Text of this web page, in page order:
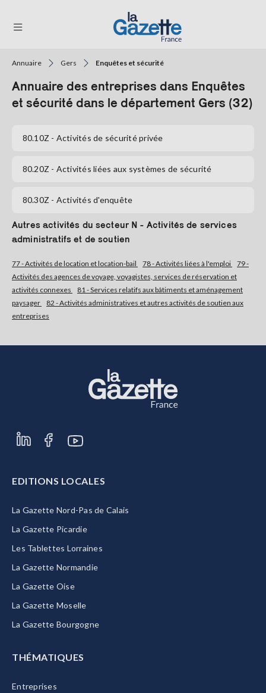
RÉGIONS
GAZETTE
connecter
S'abonner
Annuaire Gers Enquêtes et sécurité
Annuaire des entreprises dans Enquêtes
et sécurité dans le département Gers (32)
80.10Z - Activités de sécurité privée
80.20Z - Activités liées aux systèmes de sécurité
80.30Z - Activités d'enquête
Autres activités du secteur N - Activités de services
administratifs et de soutien
77 - Activités de location et location-bail 78 - Activités liées à l'emploi
79 -
Activités des agences de voyage, voyagistes, services de réservation et
activités connexes
81 - Services relatifs aux bâtiments et aménagement
paysager
82 - Activités administratives et autres activités de soutien aux
entreprises
EDITIONS LOCALES
La Gazette Nord-Pas de Calais
La Gazette Picardie
Les Tablettes Lorraines
La Gazette Normandie
La Gazette Oise
La Gazette Moselle
La Gazette Bourgogne
THÉMATIQUES
Entreprises